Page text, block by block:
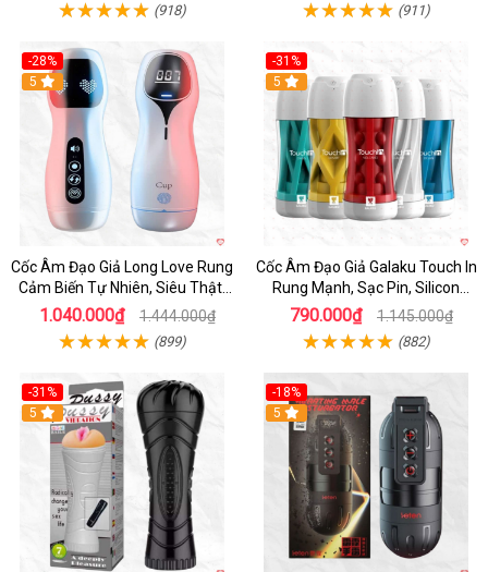
(918) (911)
-28%
5
Cốc Âm Đạo Giả Long Love Rung
Cảm Biến Tự Nhiên, Siêu Thật,
Sướng
1.040.000₫ 1.444.000₫
(899)
-31%
Hot
5
Cốc Âm Đạo Giả Galaku Touch In
Rung Mạnh, Sạc Pin, Silicon
Mềm
790.000₫ 1.145.000₫
(882)
-31%
5
-18%
5